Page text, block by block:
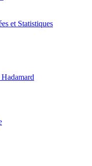
et Statistiques